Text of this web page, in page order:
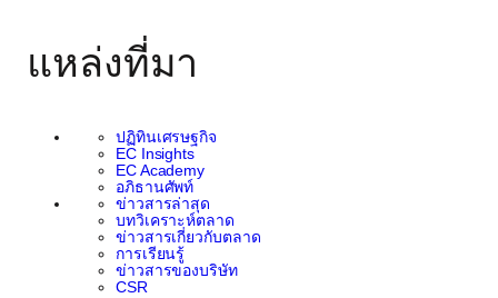
แหล่งที่มา
ปฏิทินเศรษฐกิจ
EC Insights
EC Academy
อภิธานศัพท์
ข่าวสารล่าสุด
บทวิเคราะห์ตลาด
ข่าวสารเกี่ยวกับตลาด
การเรียนรู้
ข่าวสารของบริษัท
CSR